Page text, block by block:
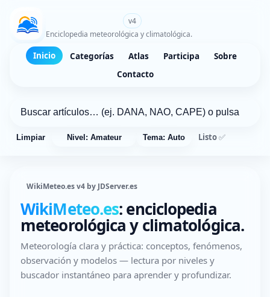
v4
Enciclopedia meteorológica y climatológica.
Inicio Categorías Atlas Participa
Sobre
Contacto
Limpiar Nivel: Amateur Tema: Auto Listo ✅
WikiMeteo.es v4 by JDServer.es
WikiMeteo.es: enciclopedia
meteorológica y climatológica.
Meteorología clara y práctica: conceptos, fenómenos,
observación y modelos — lectura por niveles y
buscador instantáneo para aprender y profundizar.